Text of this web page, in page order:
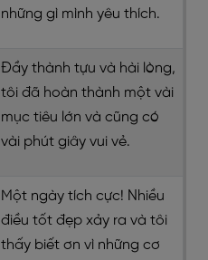
những gì mình yêu thích.
Đầy thành tựu và hài lòng,
tôi đã hoàn thành một vài
mục tiêu lớn và cũng có
vài phút giây vui vẻ.
Một ngày tích cực! Nhiều
điều tốt đẹp xảy ra và tôi
thấy biết ơn vì những cơ